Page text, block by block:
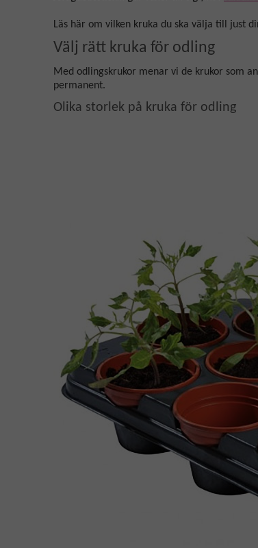
Läs här om vilken kruka du ska välja till just
Välj rätt kruka för odling
Med odlingskrukor menar vi de krukor som
permanent.
Olika storlek på kruka för odling